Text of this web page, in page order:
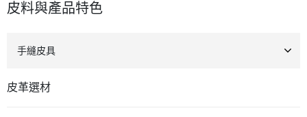
皮料與產品特色
手縫皮具
皮革選材